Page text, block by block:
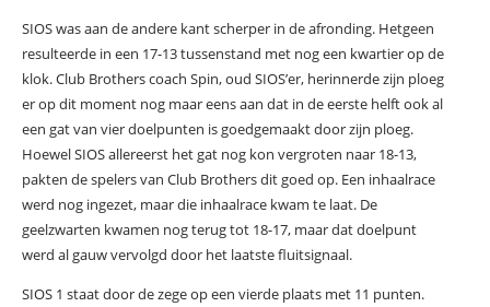
SIOS was aan de andere kant scherper in de afronding. Hetgeen
resulteerde in een 17-13 tussenstand met nog een kwartier op de
klok. Club Brothers coach Spin, oud SIOS’er, herinnerde zijn ploeg
er op dit moment nog maar eens aan dat in de eerste helft ook al
een gat van vier doelpunten is goedgemaakt door zijn ploeg.
Hoewel SIOS allereerst het gat nog kon vergroten naar 18-13,
pakten de spelers van Club Brothers dit goed op. Een inhaalrace
werd nog ingezet, maar die inhaalrace kwam te laat. De
geelzwarten kwamen nog terug tot 18-17, maar dat doelpunt
werd al gauw vervolgd door het laatste fluitsignaal.
SIOS 1 staat door de zege op een vierde plaats met 11 punten.